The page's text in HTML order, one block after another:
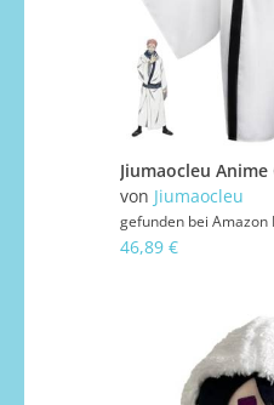
von Jiumaocleu
gefunden bei Amazon
46,89 €